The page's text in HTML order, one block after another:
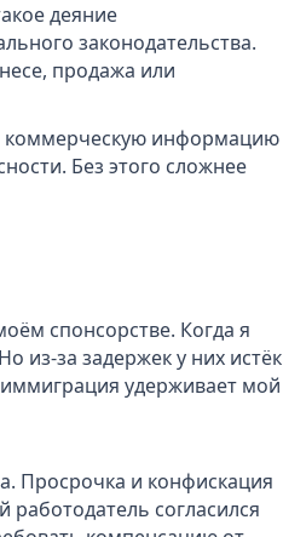
деяние
законодательства.
продажа или
информацию
Без этого сложнее
спонсорстве. Когда я
из‑за задержек у них истёк
удерживает мой
Просрочка и конфискация
согласился